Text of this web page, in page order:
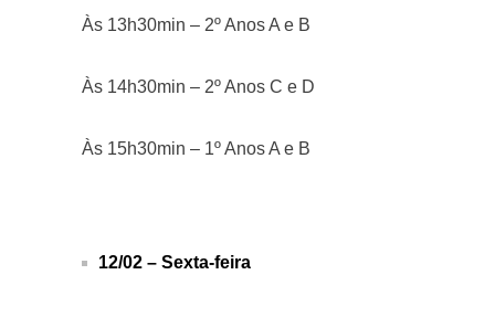
Às 13h30min – 2º Anos A e B
Às 14h30min – 2º Anos C e D
Às 15h30min – 1º Anos A e B
12/02 – Sexta-feira